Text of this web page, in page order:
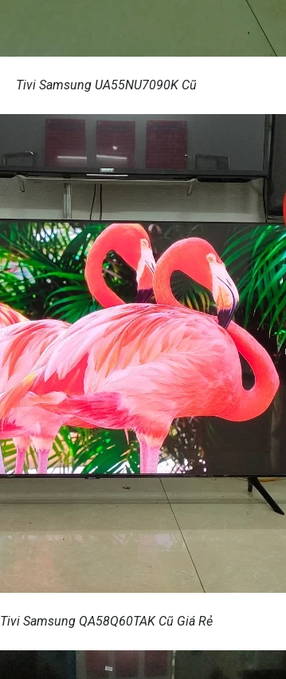
Tivi Samsung UA55NU7090K Cũ
Tivi Samsung QA58Q60TAK Cũ Giá Rẻ